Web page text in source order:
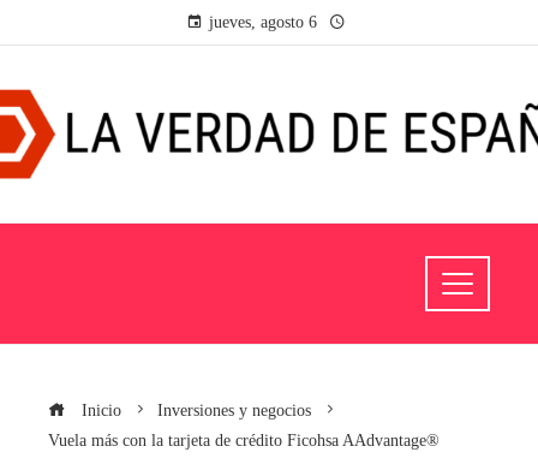
jueves, agosto 6
Inicio
Inversiones y negocios
Vuela más con la tarjeta de crédito Ficohsa AAdvantage®